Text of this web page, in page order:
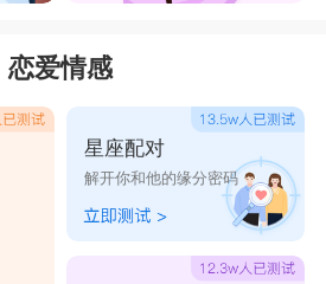
恋爱情感
星座配对
解开你和他的缘分密码